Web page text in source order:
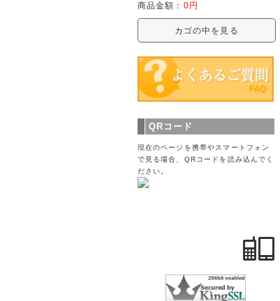
商品金額： 0円
カゴの中を見る
QRコード
現在のページを携帯やスマートフォン
で見る場合、QRコードを読み込んでく
ださい。